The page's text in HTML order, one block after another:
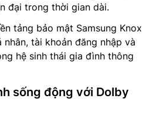
đại trong thời gian dài.
tảng bảo mật Samsung Knox
tài khoản đăng nhập và
hệ sinh thái gia đình thông
sống động với Dolby